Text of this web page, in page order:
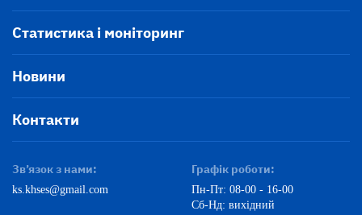
Статистика і моніторинг
Новини
Контакти
Зв’язок з нами:
ks.khses@gmail.com
Графік роботи:
Пн-Пт: 08-00 - 16-00
Сб-Нд: вихідний